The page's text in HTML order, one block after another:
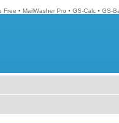
Free • MailWasher Pro • GS-Calc • GS-